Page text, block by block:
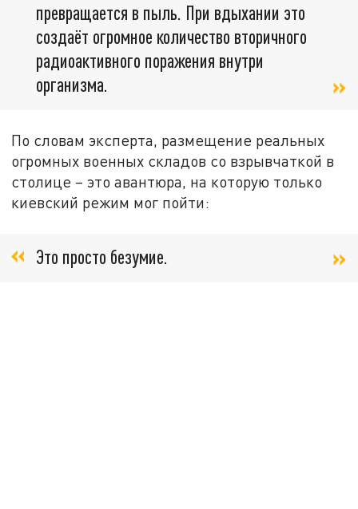
превращается в пыль. При вдыхании это
создаёт огромное количество вторичного
радиоактивного поражения внутри
организма.
По словам эксперта, размещение реальных
огромных военных складов со взрывчаткой в
столице – это авантюра, на которую только
киевский режим мог пойти:
Это просто безумие.